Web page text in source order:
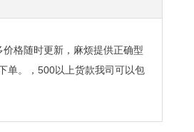
格随时更新，麻烦提供正确型
单。， 500以上货款我司可以包